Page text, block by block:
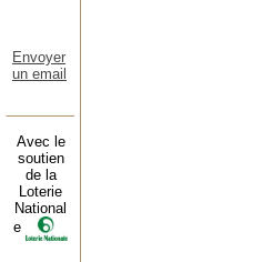
Envoyer
un email
Avec le
soutien
de la
Loterie
National
e